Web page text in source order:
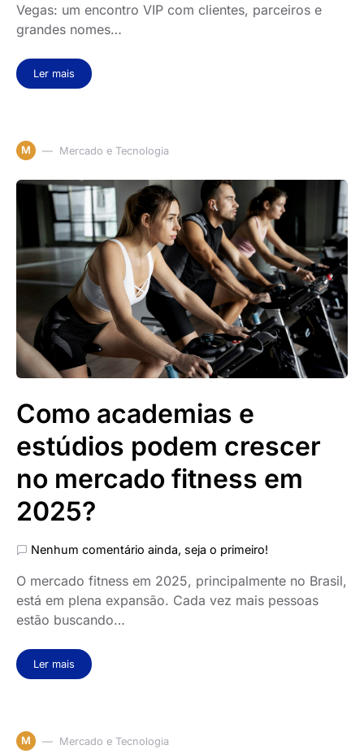
Vegas: um encontro VIP com clientes, parceiros e
grandes nomes…
Ler mais
M Mercado e Tecnologia
Como academias e
estúdios podem crescer
no mercado fitness em
2025?
Nenhum comentário ainda, seja o primeiro!
O mercado fitness em 2025, principalmente no Brasil,
está em plena expansão. Cada vez mais pessoas
estão buscando…
Ler mais
M Mercado e Tecnologia